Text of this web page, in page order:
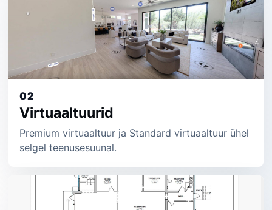
02
Virtuaaltuurid
Premium virtuaaltuur ja Standard virtuaaltuur ühel
selgel teenusesuunal.